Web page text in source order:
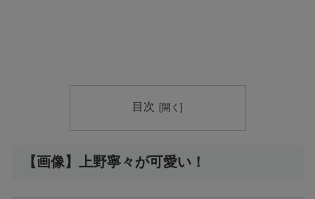
目次
【画像】上野寧々が可愛い！